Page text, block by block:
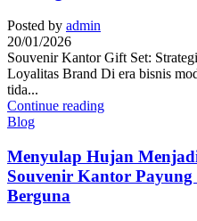
Posted by admin
20/01/2026
Souvenir Kantor Gift Set:
Loyalitas Brand Di era bisnis
tida...
Continue reading
Blog
Menyulap Hujan
Souvenir Kantor
Berguna